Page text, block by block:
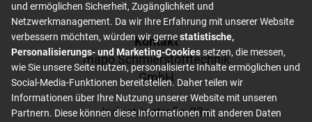
Footer content
Kontakt
mapo Schmierstofftechnik
GmbH
Industriestraße 23a
und ermöglichen Sicherheit, Zugänglichkeit und
Netzwerkmanagement. Da wir Ihre Erfahrung mit unserer Website
verbessern möchten, würden wir gernestatistische,
Personalisierungs- und Marketing-Cookiessetzen, die messen,
wie Sie unsere Seite nutzen, personalisierte Inhalte ermöglichen und
Social-Media-Funktionen bereitstellen. Daher teilen wir
Informationen über Ihre Nutzung unserer Website mit unseren
Partnern. Diese können diese Informationen mit anderen Daten